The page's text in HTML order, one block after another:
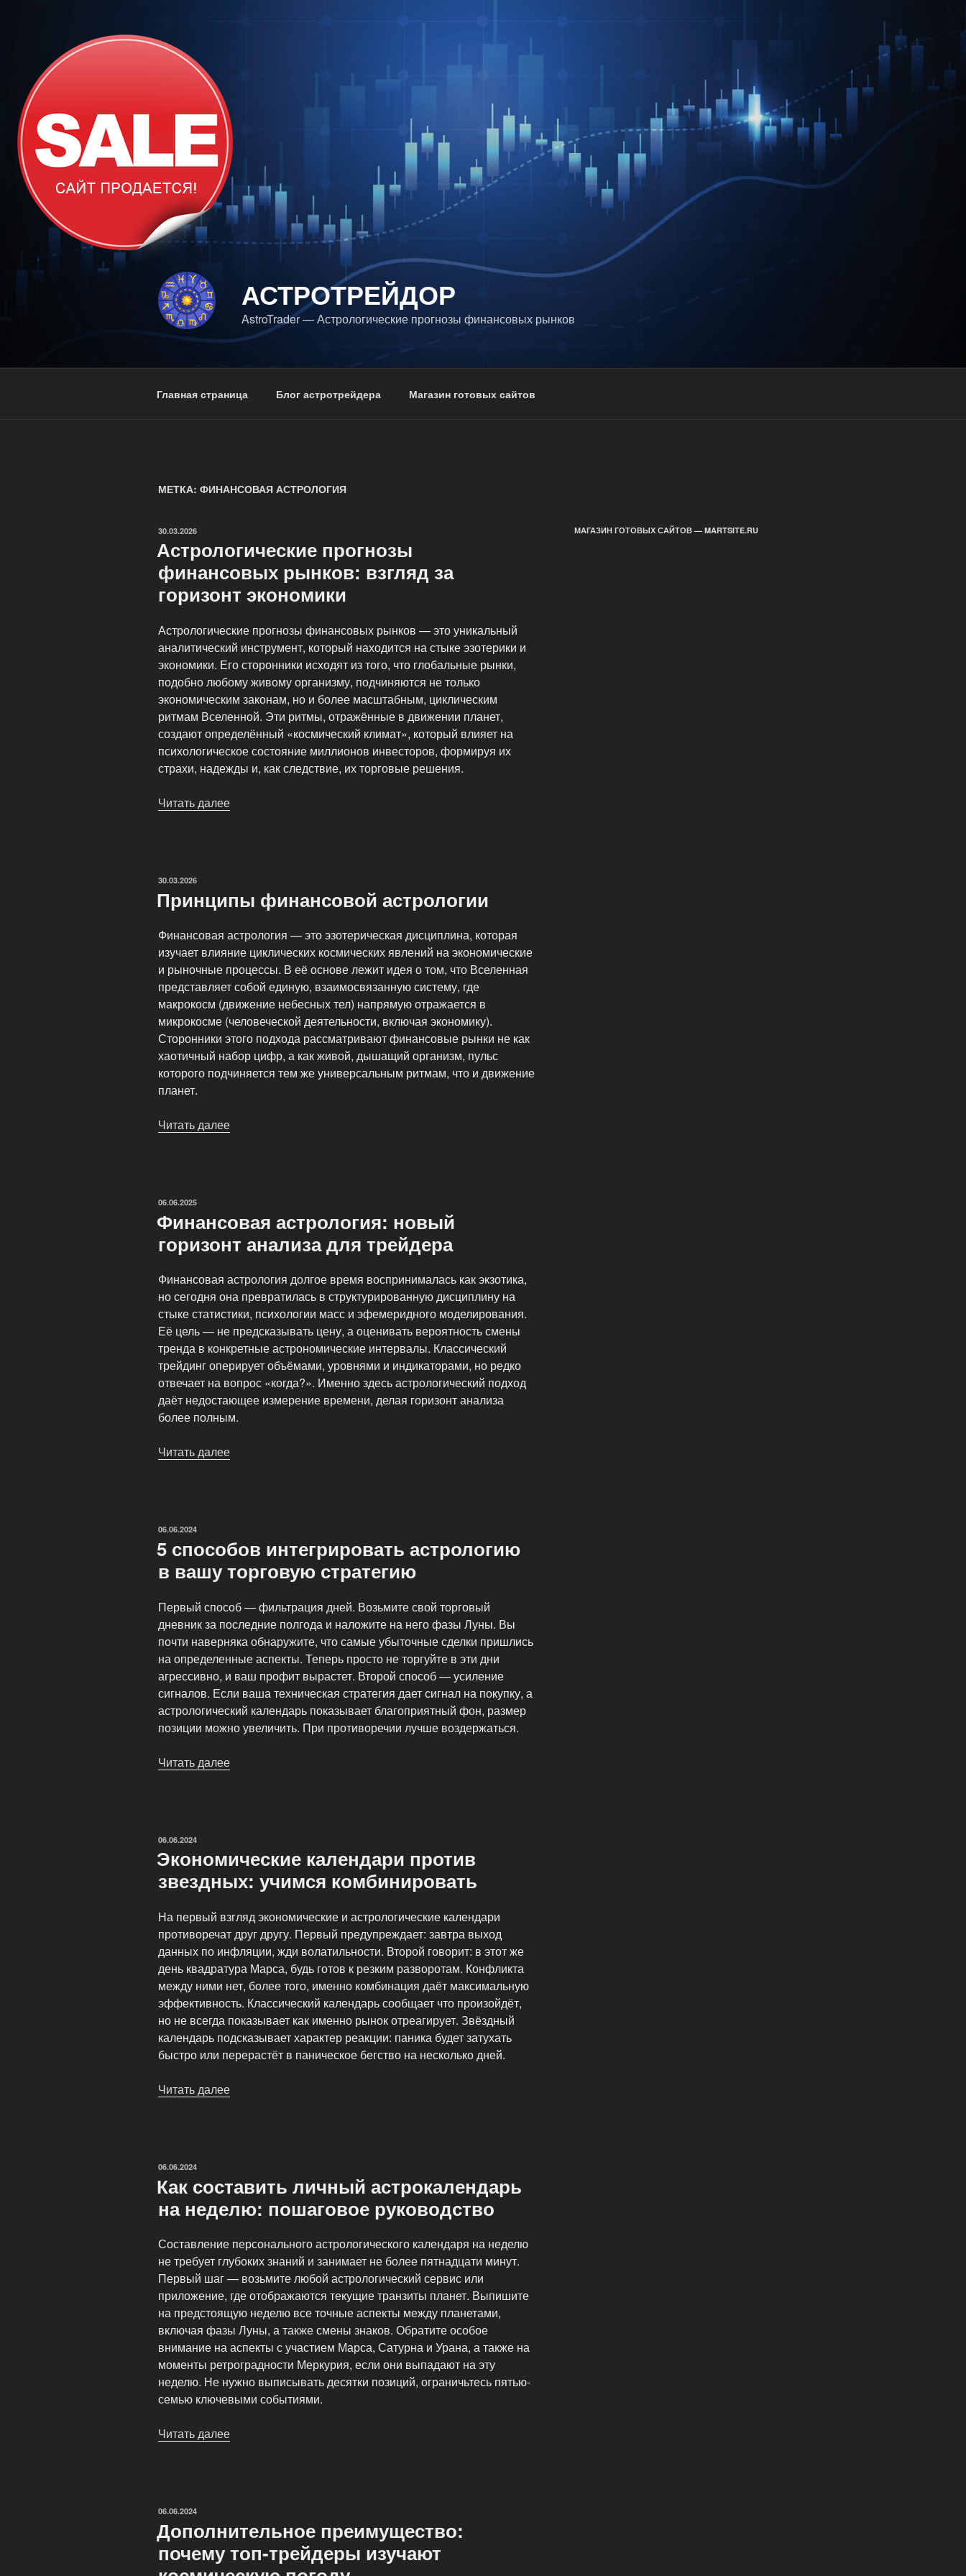
АСТРОТРЕЙДОР
AstroTrader — Астрологические прогнозы финансовых рынков
Главная страница Блог астротрейдера Магазин готовых сайтов
МЕТКА: ФИНАНСОВАЯ АСТРОЛОГИЯ
ОПУБЛИКОВАНО
30.03.2026
Астрологические прогнозы
финансовых рынков: взгляд за
горизонт экономики
Астрологические прогнозы финансовых рынков — это уникальный
аналитический инструмент, который находится на стыке эзотерики и
экономики. Его сторонники исходят из того, что глобальные рынки,
подобно любому живому организму, подчиняются не только
экономическим законам, но и более масштабным, циклическим
ритмам Вселенной. Эти ритмы, отражённые в движении планет,
создают определённый «космический климат», который влияет на
психологическое состояние миллионов инвесторов, формируя их
страхи, надежды и, как следствие, их торговые решения.
Читать далее
горизонт
ОПУБЛИКОВАНО
30.03.2026
Принципы финансовой астрологии
Финансовая астрология — это эзотерическая дисциплина, которая
изучает влияние циклических космических явлений на экономические
и рыночные процессы. В её основе лежит идея о том, что Вселенная
представляет собой единую, взаимосвязанную систему, где
макрокосм (движение небесных тел) напрямую отражается в
микрокосме (человеческой деятельности, включая экономику).
Сторонники этого подхода рассматривают финансовые рынки не как
хаотичный набор цифр, а как живой, дышащий организм, пульс
которого подчиняется тем же универсальным ритмам, что и движение
планет.
Читать далее
ОПУБЛИКОВАНО
06.06.2025
Финансовая астрология: новый
горизонт анализа для трейдера
Финансовая астрология долгое время воспринималась как экзотика,
но сегодня она превратилась в структурированную дисциплину на
стыке статистики, психологии масс и эфемеридного моделирования.
Её цель — не предсказывать цену, а оценивать вероятность смены
тренда в конкретные астрономические интервалы. Классический
трейдинг оперирует объёмами, уровнями и индикаторами, но редко
отвечает на вопрос «когда?». Именно здесь астрологический подход
даёт недостающее измерение времени, делая горизонт анализа
более полным.
Читать далее
трейдера»
ОПУБЛИКОВАНО
06.06.2024
5 способов интегрировать астрологию
в вашу торговую стратегию
Первый способ — фильтрация дней. Возьмите свой торговый
дневник за последние полгода и наложите на него фазы Луны. Вы
почти наверняка обнаружите, что самые убыточные сделки пришлись
на определенные аспекты. Теперь просто не торгуйте в эти дни
агрессивно, и ваш профит вырастет. Второй способ — усиление
сигналов. Если ваша техническая стратегия дает сигнал на покупку, а
астрологический календарь показывает благоприятный фон, размер
позиции можно увеличить. При противоречии лучше воздержаться.
Читать далее
торговую
стратегию»
ОПУБЛИКОВАНО
06.06.2024
Экономические календари против
звездных: учимся комбинировать
На первый взгляд экономические и астрологические календари
противоречат друг другу. Первый предупреждает: завтра выход
данных по инфляции, жди волатильности. Второй говорит: в этот же
день квадратура Марса, будь готов к резким разворотам. Конфликта
между ними нет, более того, именно комбинация даёт максимальную
эффективность. Классический календарь сообщает что произойдёт,
но не всегда показывает как именно рынок отреагирует. Звёздный
календарь подсказывает характер реакции: паника будет затухать
быстро или перерастёт в паническое бегство на несколько дней.
Читать далее
ОПУБЛИКОВАНО
06.06.2024
Как составить личный астрокалендарь
на неделю: пошаговое руководство
Составление персонального астрологического календаря на неделю
не требует глубоких знаний и занимает не более пятнадцати минут.
Первый шаг — возьмите любой астрологический сервис или
приложение, где отображаются текущие транзиты планет. Выпишите
на предстоящую неделю все точные аспекты между планетами,
включая фазы Луны, а также смены знаков. Обратите особое
внимание на аспекты с участием Марса, Сатурна и Урана, а также на
моменты ретроградности Меркурия, если они выпадают на эту
неделю. Не нужно выписывать десятки позиций, ограничьтесь пятью-
семью ключевыми событиями.
Читать далее
пошаговое
руководство»
ОПУБЛИКОВАНО
06.06.2024
Дополнительное преимущество:
почему топ-трейдеры изучают
МАГАЗИН ГОТОВЫХ САЙТОВ — MARTSITE.RU